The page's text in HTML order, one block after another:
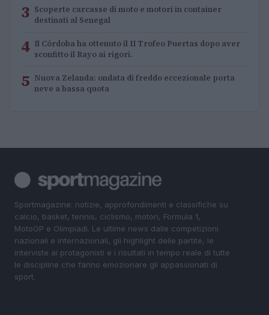
3 Scoperte carcasse di moto e motori in container
destinati al Senegal
4 Il Córdoba ha ottenuto il II Trofeo Puertas dopo aver
sconfitto il Rayo ai rigori.
5 Nuova Zelanda: ondata di freddo eccezionale porta
neve a bassa quota
Sportmagazine: notizie, approfondimenti e classifiche su
calcio, basket, tennis, ciclismo, motori, Formula 1,
MotoGP e Olimpiadi. Le ultime news dalle competizioni
nazionali e internazionali, gli highlight delle partite, le
interviste ai protagonisti e i risultati in tempo reale di tutte
le discipline che fanno emozionare gli appassionati di
sport.